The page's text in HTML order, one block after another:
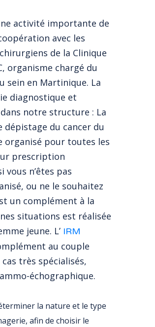
activité importante de
avec les
de la Clinique
organisme chargé du
sein en Martinique. La
diagnostique et
notre structure : La
dépistage du cancer du
organisé pour toutes les
prescription
n’êtes pas
ou ne le souhaitez
un complément à la
situations est réalisée
jeune. L’ IRM
au couple
très spécialisés,
échographique.
la nature et le type
afin de choisir le